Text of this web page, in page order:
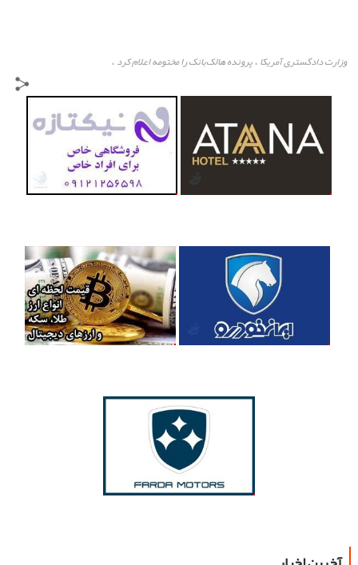
وزارت دادگستری آمریکا ،پرونده هالک‌بانک را مختومه اعلام کرد ،